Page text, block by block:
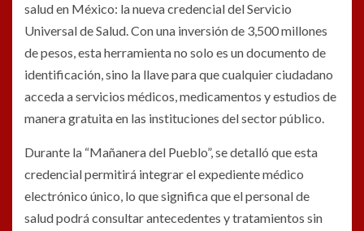
salud en México: la nueva credencial del Servicio
Universal de Salud. Con una inversión de 3,500 millones
de pesos, esta herramienta no solo es un documento de
identificación, sino la llave para que cualquier ciudadano
acceda a servicios médicos, medicamentos y estudios de
manera gratuita en las instituciones del sector público.
Durante la “Mañanera del Pueblo”, se detalló que esta
credencial permitirá integrar el expediente médico
electrónico único, lo que significa que el personal de
salud podrá consultar antecedentes y tratamientos sin